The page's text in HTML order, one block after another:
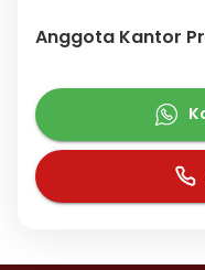
Anggota Kantor